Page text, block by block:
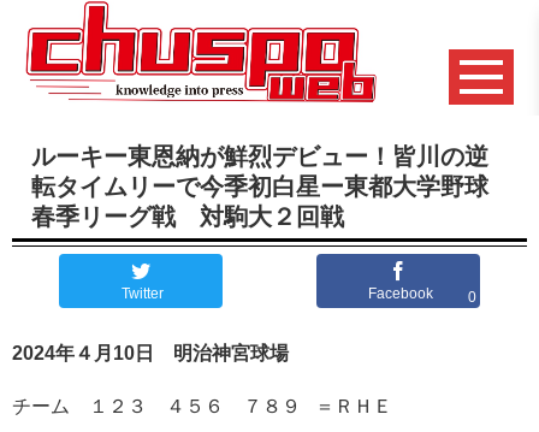
ルーキー東恩納が鮮烈デビュー！皆川の逆
転タイムリーで今季初白星ー東都大学野球
春季リーグ戦 対駒大２回戦
Twitter Facebook 0
2024年４月10日 明治神宮球場
チーム １２３ ４５６ ７８９ ＝ＲＨＥ